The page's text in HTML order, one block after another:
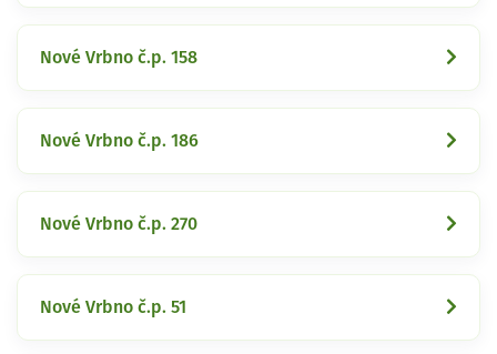
Nové Vrbno č.p. 158
Nové Vrbno č.p. 186
Nové Vrbno č.p. 270
Nové Vrbno č.p. 51